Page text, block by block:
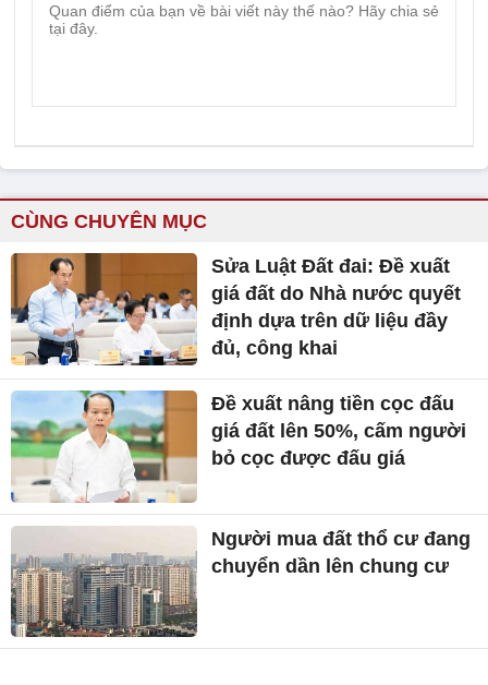
CÙNG CHUYÊN MỤC
Sửa Luật Đất đai: Đề xuất
giá đất do Nhà nước quyết
định dựa trên dữ liệu đầy
đủ, công khai
Đề xuất nâng tiền cọc đấu
giá đất lên 50%, cấm người
bỏ cọc được đấu giá
Người mua đất thổ cư đang
chuyển dần lên chung cư